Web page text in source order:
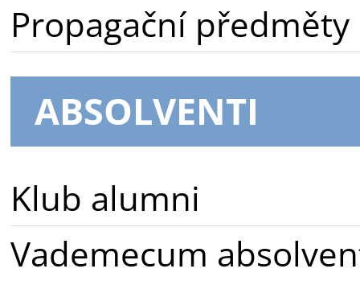
Propagační předměty
ABSOLVENTI
Klub alumni
Vademecum